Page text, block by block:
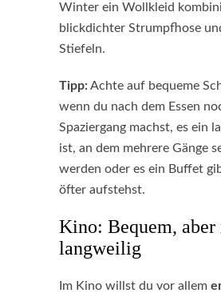
Winter ein Wollkleid
blickdichter Strumpfhose
Stiefeln.
Tipp:Achte auf bequeme
wenn du nach dem Essen
Spaziergang machst, es ein
ist, an dem mehrere Gänge
werden oder es ein Buffet
öfter aufstehst.
Kino: Bequem,
langweilig
Im Kino willst du vor allem